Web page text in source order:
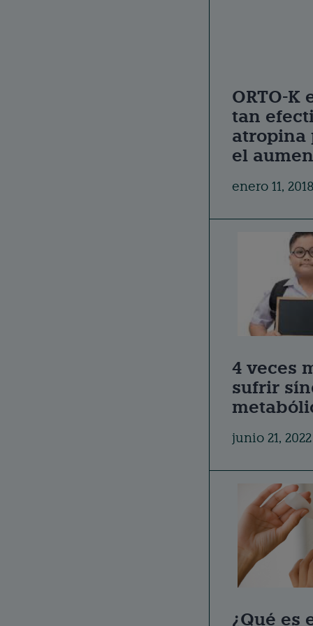
ORTO-K
tan
atropina
el
enero 11, 2018
4 veces
sufrir
junio 21, 2022
¿Qué es